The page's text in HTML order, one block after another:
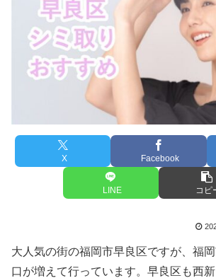
X Facebook
LINE コピ
大人気の街の福岡市早良区ですが、福
口が増えて行っています。早良区も西